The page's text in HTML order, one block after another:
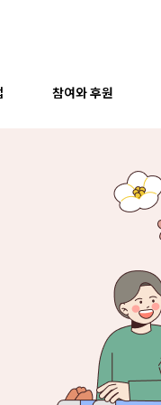
참여와 후원